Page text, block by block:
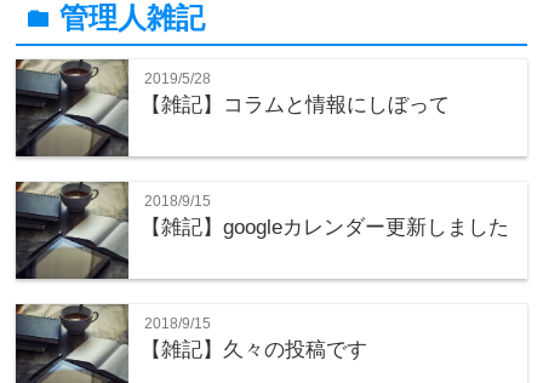
folder管理人雑記
2019/5/28
【雑記】コラムと情報にしぼって
2018/9/15
【雑記】googleカレンダー更新しました
2018/9/15
【雑記】久々の投稿です